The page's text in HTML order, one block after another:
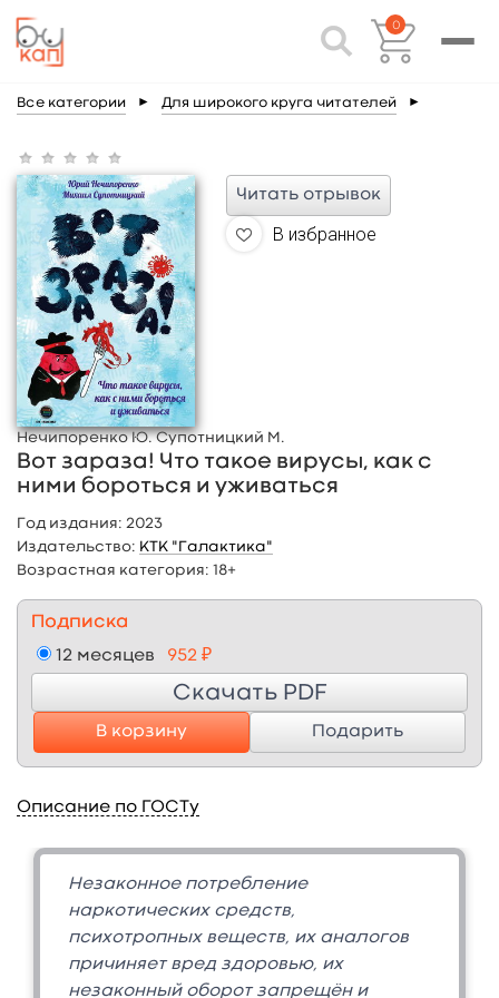
0
Все категории ► Для широкого круга читателей ►
Читать отрывок
В избранное
Нечипоренко Ю. Супотницкий М.
Вот зараза! Что такое вирусы, как с
ними бороться и уживаться
Год издания: 2023
Издательство: КТК "Галактика"
Возрастная категория: 18+
Подписка
12 месяцев 952 ₽
Скачать PDF
В корзину Подарить
Описание по ГОСТу
Незаконное потребление
наркотических средств,
психотропных веществ, их аналогов
причиняет вред здоровью, их
незаконный оборот запрещён и